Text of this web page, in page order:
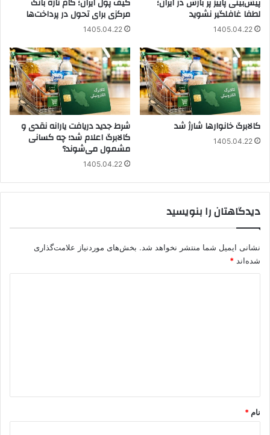
لطفا غافلگیر نشوید
1405.04.22
مرکزی برای تحول در پرداخت‌ها
1405.04.22
کالابرگ خانوارها شارژ شد
1405.04.22
شرط جدید دریافت یارانه نقدی و
کالابرگ اعلام شد؛ چه کسانی
مشمول می‌شوند؟
1405.04.22
دیدگاهتان را بنویسید
نشانی ایمیل شما منتشر نخواهد شد. بخش‌های موردنیاز علامت‌گذاری
شده‌اند *
نام *